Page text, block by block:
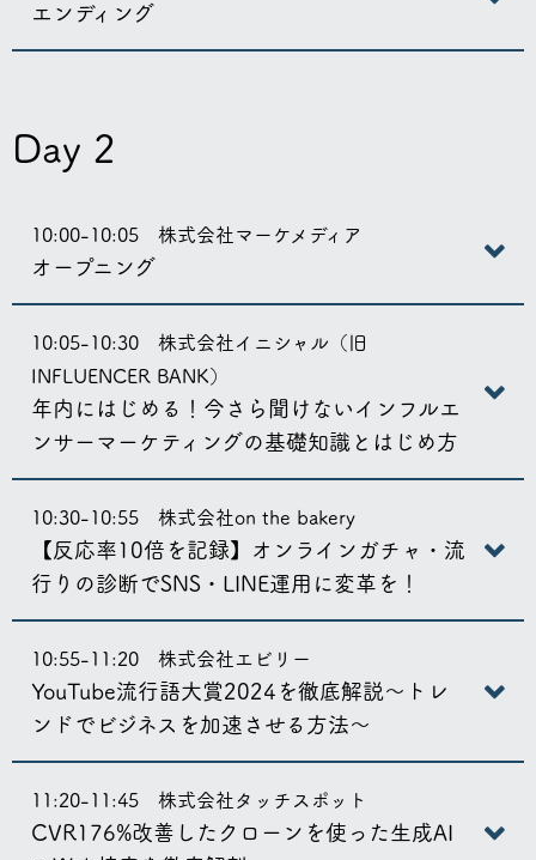
エンディング
Day 2
10:00-10:05 株式会社マーケメディア
オープニング
10:05-10:30 株式会社イニシャル（旧
INFLUENCER BANK）
年内にはじめる！今さら聞けないインフルエ
ンサーマーケティングの基礎知識とはじめ方
10:30-10:55 株式会社on the bakery
【反応率10倍を記録】オンラインガチャ・流
行りの診断でSNS・LINE運用に変革を！
10:55-11:20 株式会社エビリー
YouTube流行語大賞2024を徹底解説〜トレ
ンドでビジネスを加速させる方法〜
11:20-11:45 株式会社タッチスポット
CVR176%改善したクローンを使った生成AI